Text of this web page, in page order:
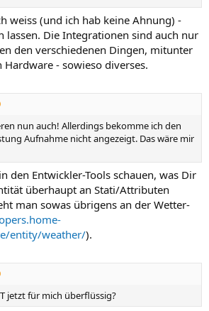
weiss (und ich hab keine Ahnung) -
lassen. Die Integrationen sind auch nur
den verschiedenen Dingen, mitunter
Hardware - sowieso diverses.
nun auch! Allerdings bekomme ich den
Aufnahme nicht angezeigt. Das wäre mir
den Entwickler-Tools schauen, was Dir
überhaupt an Stati/Attributen
man sowas übrigens an der Wetter-
entity/weather/).
jetzt für mich überflüssig?